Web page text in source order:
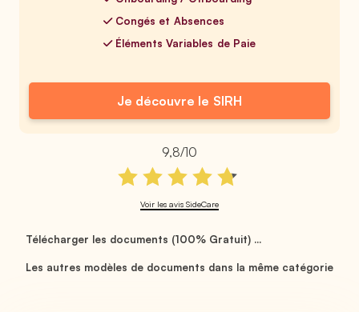
Congés et Absences
Éléments Variables de Paie
Je découvre le SIRH
9,8/10
Voir les avis SideCare
Télécharger les documents (100% Gratuit) ...
Les autres modèles de documents dans la même catégorie